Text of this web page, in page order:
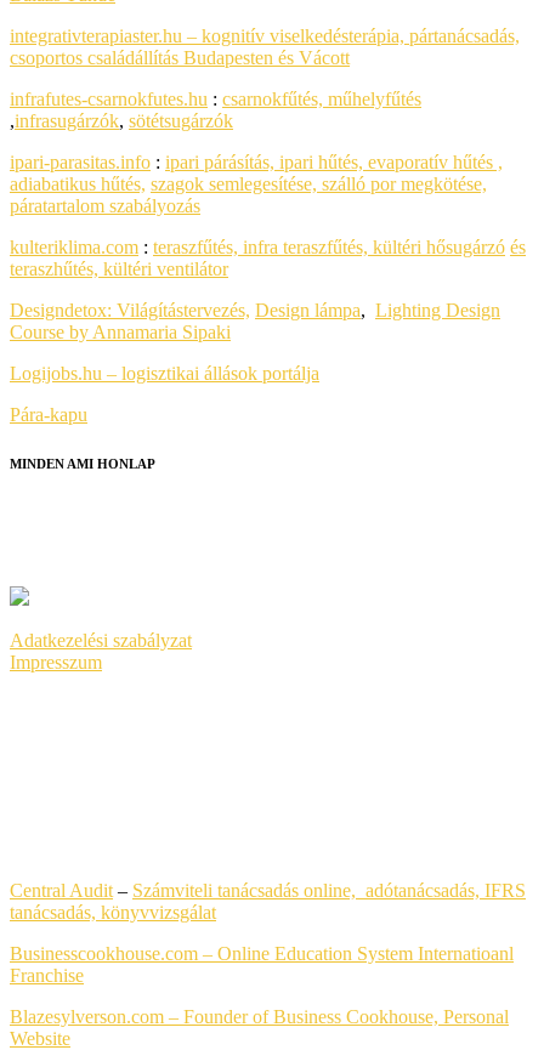
integrativterapiaster.hu – kognitív viselkedésterápia, pártanácsadás,
csoportos családállítás Budapesten és Vácott
infrafutes-csarnokfutes.hu : csarnokfűtés, műhelyfűtés
,infrasugárzók, sötétsugárzók
ipari-parasitas.info : ipari párásítás, ipari hűtés, evaporatív hűtés ,
adiabatikus hűtés, szagok semlegesítése, szálló por megkötése,
páratartalom szabályozás
kulteriklima.com : teraszfűtés, infra teraszfűtés, kültéri hősugárzó és
teraszhűtés, kültéri ventilátor
Designdetox: Világítástervezés, Design lámpa, Lighting Design
Course by Annamaria Sipaki
Logijobs.hu – logisztikai állások portálja
Pára-kapu
MINDEN AMI HONLAP
Adatkezelési szabályzat
Impresszum
Central Audit – Számviteli tanácsadás online, adótanácsadás, IFRS
tanácsadás, könyvvizsgálat
Businesscookhouse.com – Online Education System Internatioanl
Franchise
Blazesylverson.com – Founder of Business Cookhouse, Personal
Website